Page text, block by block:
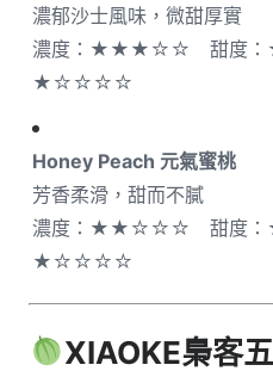
濃郁沙士風味，微甜厚實
濃度：★★★☆☆ 甜度
★☆☆☆☆
Honey Peach 元氣蜜桃
芳香柔滑，甜而不膩
濃度：★★☆☆☆ 甜度
★☆☆☆☆
XIAOKE梟客